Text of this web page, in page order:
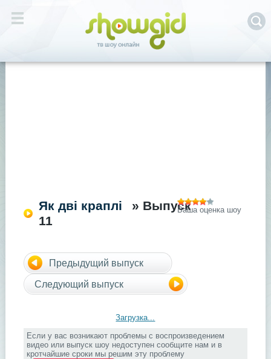
Як дві краплі
» Выпуск
11
Ваша оценка шоу
Предыдущий выпуск
Следующий выпуск
Загрузка...
Если у вас возникают проблемы с воспроизведением
видео или выпуск шоу недоступен сообщите нам и в
кротчайшие сроки мы решим эту проблему